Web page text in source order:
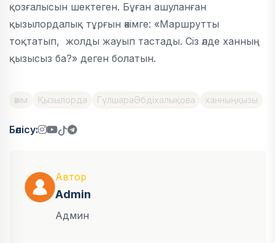
қозғалысын шектеген. Бұған ашуланған
қызылордалық тұрғын әкімге: «Маршрутты
тоқтатып, жолды жауып тастады. Сіз әлде ханның
қызысыз ба?» деген болатын.
әкім Қызылорда ГүлшараӘбдіхалықова ханныңқызы
Бөлісу:
Автор
Admin
Админ